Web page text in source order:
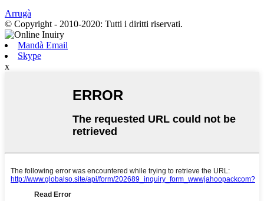
Arrugà
© Copyright - 2010-2020: Tutti i diritti riservati.
Mandà Email
Skype
x